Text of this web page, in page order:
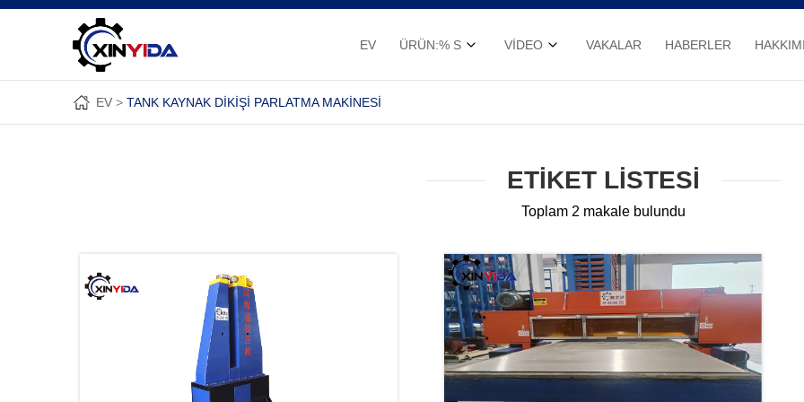
EV ÜRÜN:% S VIDEO VAKALAR HABERLER
EV TANK KAYNAK DIKIŞI PARLATMA MAKINESI
ETIKET LISTESI
Toplam 2 makale bulundu